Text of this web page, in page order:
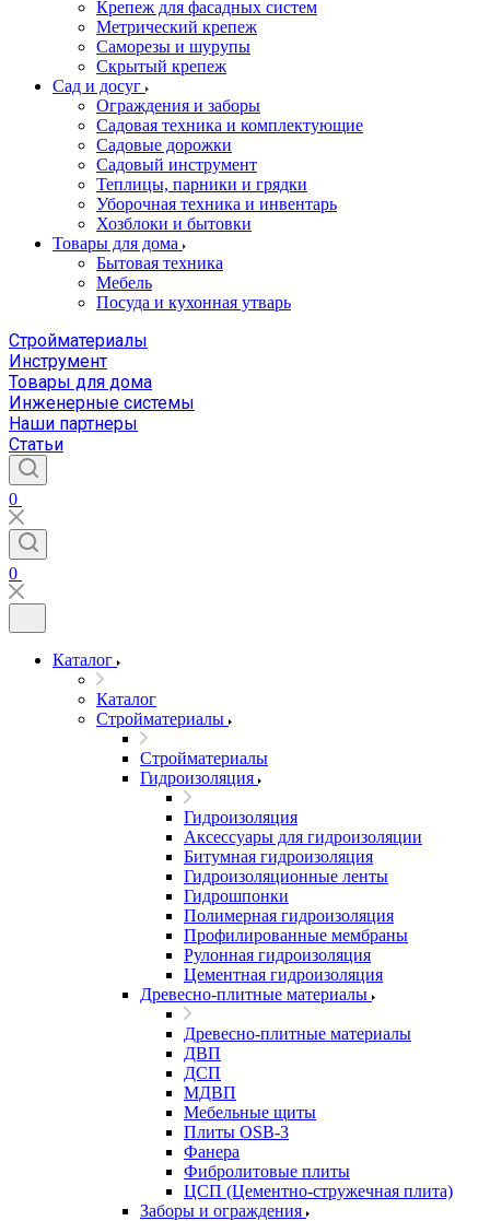
Крепеж для фасадных систем
Метрический крепеж
Саморезы и шурупы
Скрытый крепеж
Сад и досуг
Ограждения и заборы
Садовая техника и комплектующие
Садовые дорожки
Садовый инструмент
Теплицы, парники и грядки
Уборочная техника и инвентарь
Хозблоки и бытовки
Товары для дома
Бытовая техника
Мебель
Посуда и кухонная утварь
Стройматериалы
Инструмент
Товары для дома
Инженерные системы
Наши партнеры
Статьи
0
0
Каталог
Каталог
Стройматериалы
Стройматериалы
Гидроизоляция
Гидроизоляция
Аксессуары для гидроизоляции
Битумная гидроизоляция
Гидроизоляционные ленты
Гидрошпонки
Полимерная гидроизоляция
Профилированные мембраны
Рулонная гидроизоляция
Цементная гидроизоляция
Древесно-плитные материалы
Древесно-плитные материалы
ДВП
ДСП
МДВП
Мебельные щиты
Плиты OSB-3
Фанера
Фибролитовые плиты
ЦСП (Цементно-стружечная плита)
Заборы и ограждения